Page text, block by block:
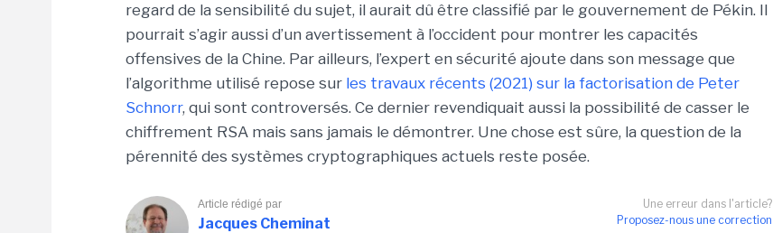
regard de la sensibilité du sujet, il aurait dû être classifié par le gouvernement de Pékin. Il
pourrait s’agir aussi d’un avertissement à l’occident pour montrer les capacités
offensives de la Chine. Par ailleurs, l’expert en sécurité ajoute dans son message que
l’algorithme utilisé repose sur les travaux récents (2021) sur la factorisation de Peter
Schnorr, qui sont controversés. Ce dernier revendiquait aussi la possibilité de casser le
chiffrement RSA mais sans jamais le démontrer. Une chose est sûre, la question de la
pérennité des systèmes cryptographiques actuels reste posée.
Une erreur dans l'article?
Proposez-nous une correction
Article rédigé par
Jacques Cheminat